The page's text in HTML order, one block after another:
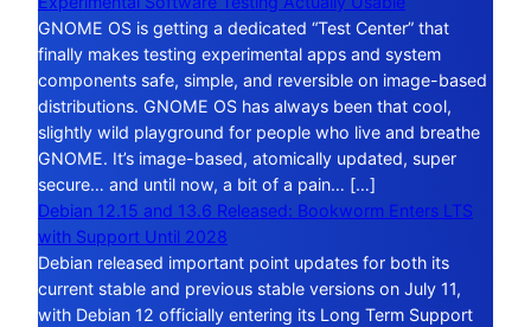
GNOME OS is getting a dedicated “Test Center” that
finally makes testing experimental apps and system
components safe, simple, and reversible on image-based
distributions. GNOME OS has always been that cool,
slightly wild playground for people who live and breathe
GNOME. It’s image-based, atomically updated, super
secure… and until now, a bit of a pain… […]
Debian 12.15 and 13.6 Released: Bookworm Enters LTS
with Support Until 2028
Debian released important point updates for both its
current stable and previous stable versions on July 11,
with Debian 12 officially entering its Long Term Support